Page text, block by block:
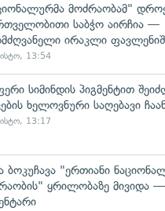
მოძრაობამ"
საბჭო აირჩია —
ირაკლი
13:54
სიმინდის პიგმენტით
ხელოვნური საღებავი
13:17
ბოკუჩავა "ერთიანი
ყრილობაზე მივიდა